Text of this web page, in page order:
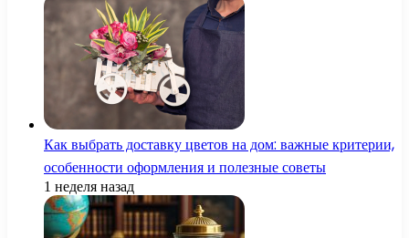
Как выбрать доставку цветов на дом: важные критерии,
особенности оформления и полезные советы
1 неделя назад